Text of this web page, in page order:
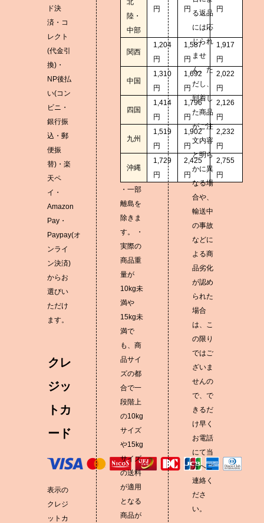
ド決
済・コ
レクト
(代金引
換)・
NP後払
い(コン
ビニ・
銀行振
込・郵
便振
替)・楽
天ペ
イ・
Amazon
Pay・
Paypay(オ
ンライ
ン決済)
からお
選びい
ただけ
ます。
クレ
ジッ
トカ
ード
表示の
クレジ
ットカ
北
陸・
中部
円
円
円
関西
1,204
円
1,587
円
1,917
円
中国
1,310
円
1,692
円
2,022
円
四国
1,414
円
1,796
円
2,126
円
九州
1,519
円
1,902
円
2,232
円
沖縄
1,729
円
2,425
円
2,755
円
・一部
離島を
除きま
す。 ・
実際の
商品重
量が
10kg未
満や
15kg未
満で
も、商
品サイ
ズの都
合で一
段階上
の10kg
サイズ
や15kg
サイズ
の送料
が適用
となる
商品が
る返品
には応
じられ
ませ
ん。た
だし、
到着し
た商品
がご注
文内容
と明ら
かに異
なる場
合や、
輸送中
の事故
などに
よる商
品劣化
が認め
られた
場合
は、こ
の限り
ではご
ざいま
せんの
で、で
きるだ
け早く
お電話
にて当
方へご
連絡く
ださ
い。